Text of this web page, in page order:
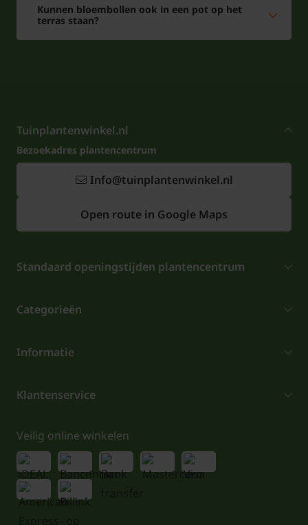
Kunnen bloembollen ook in een pot op het
terras staan?
Tuinplantenwinkel.nl
Bezoekadres plantencentrum
Info@tuinplantenwinkel.nl
Open route in Google Maps
Standaard openingstijden plantencentrum
Categorieën
Informatie
Klantenservice
Veilig online winkelen